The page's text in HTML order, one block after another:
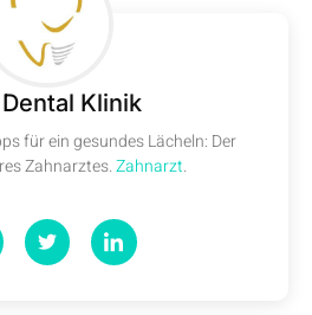
Klinik
für ein gesundes Lächeln: Der
Zahnarztes.Zahnarzt.